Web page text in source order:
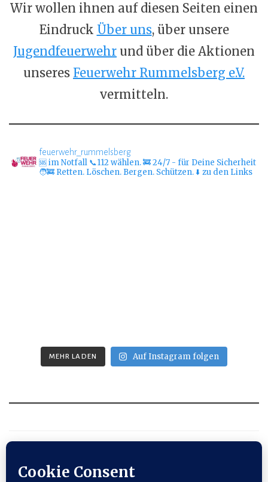
Wir wollen ihnen auf diesen Seiten einen
Eindruck Über uns, über unsere
Jugendfeuerwehr und über die Aktionen
unseres Feuerwehr Rummelsberg e.V.
vermitteln.
feuerwehr_rummelsberg
🆘 im Notfall 📞112 wählen.🚒 24/7 - für Deine Sicherheit
🧑‍🚒 Retten. Löschen. Bergen. Schützen.⬇️ zu den Links
MEHR LADEN Auf Instagram folgen